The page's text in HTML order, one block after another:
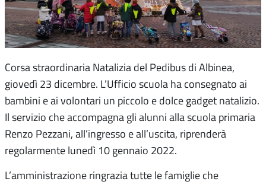
Corsa straordinaria Natalizia del Pedibus di Albinea,
giovedì 23 dicembre. L’Ufficio scuola ha consegnato ai
bambini e ai volontari un piccolo e dolce gadget natalizio.
Il servizio che accompagna gli alunni alla scuola primaria
Renzo Pezzani, all’ingresso e all’uscita, riprenderà
regolarmente lunedì 10 gennaio 2022.
L’amministrazione ringrazia tutte le famiglie che